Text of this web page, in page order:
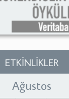
ETKİNLİKLER
Ağustos